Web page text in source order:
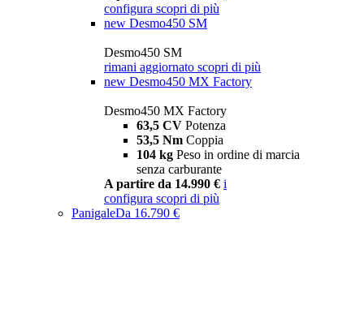
configura scopri di più
new Desmo450 SM
Desmo450 SM
rimani aggiornato scopri di più
new Desmo450 MX Factory
Desmo450 MX Factory
63,5 CV Potenza
53,5 Nm Coppia
104 kg Peso in ordine di marcia
senza carburante
A partire da 14.990 € i
configura scopri di più
PanigaleDa 16.790 €